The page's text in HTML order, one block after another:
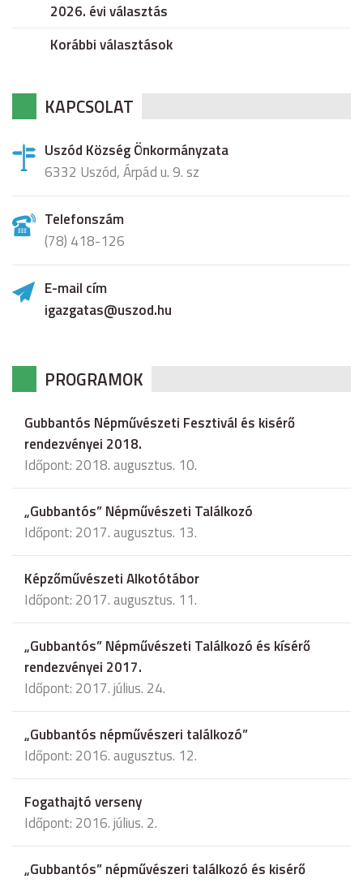
2026. évi választás
Korábbi választások
KAPCSOLAT
Uszód Község Önkormányzata
6332 Uszód, Árpád u. 9. sz
Telefonszám
(78) 418-126
E-mail cím
igazgatas@uszod.hu
PROGRAMOK
Gubbantós Népművészeti Fesztivál és kisérő
rendezvényei 2018.
Időpont: 2018. augusztus. 10.
„Gubbantós” Népművészeti Találkozó
Időpont: 2017. augusztus. 13.
Képzőművészeti Alkotótábor
Időpont: 2017. augusztus. 11.
„Gubbantós” Népművészeti Találkozó és kísérő
rendezvényei 2017.
Időpont: 2017. július. 24.
„Gubbantós népművészeri találkozó”
Időpont: 2016. augusztus. 12.
Fogathajtó verseny
Időpont: 2016. július. 2.
„Gubbantós” népművészeri találkozó és kisérő